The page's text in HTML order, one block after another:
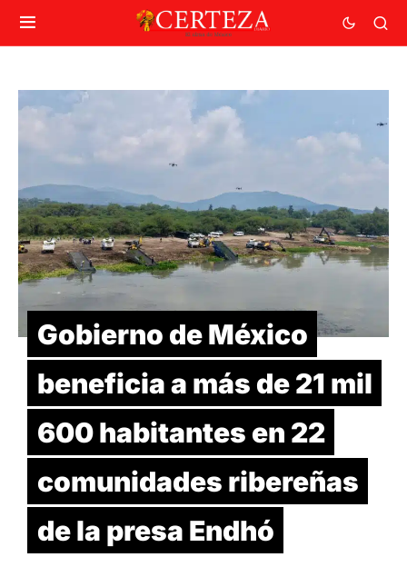
Gobierno de México
beneficia a más de 21 mil
600 habitantes en 22
comunidades ribereñas
de la presa Endhó